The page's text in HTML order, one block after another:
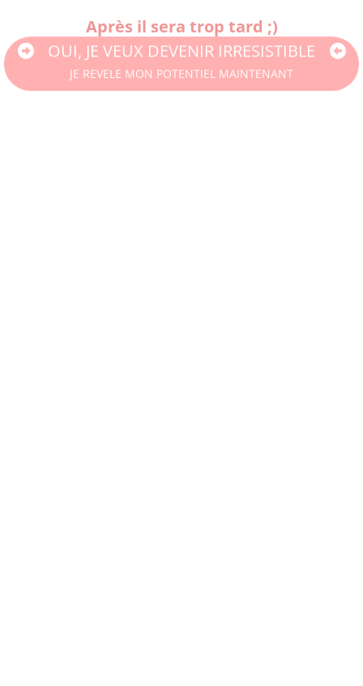
Après il sera trop tard ;)
OUI, JE VEUX DEVENIR IRRESISTIBLE
JE REVELE MON POTENTIEL MAINTENANT